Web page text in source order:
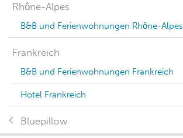
Rhône-Alpes
B&B und Ferienwohnungen Rhône-Alpes
Frankreich
B&B und Ferienwohnungen Frankreich
Hotel Frankreich
Bluepillow